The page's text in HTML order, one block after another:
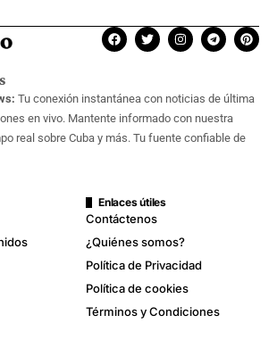
Tu conexión instantánea con noticias de última
en vivo. Mantente informado con nuestra
real sobre Cuba y más. Tu fuente confiable de
Enlaces útiles
Contáctenos
¿Quiénes somos?
Política de Privacidad
Política de cookies
Términos y Condiciones